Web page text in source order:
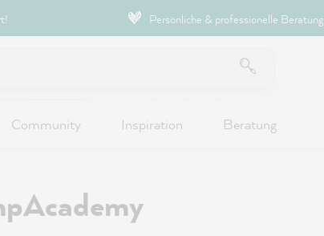
Persönliche & professionelle Beratung
Community Inspiration Beratung